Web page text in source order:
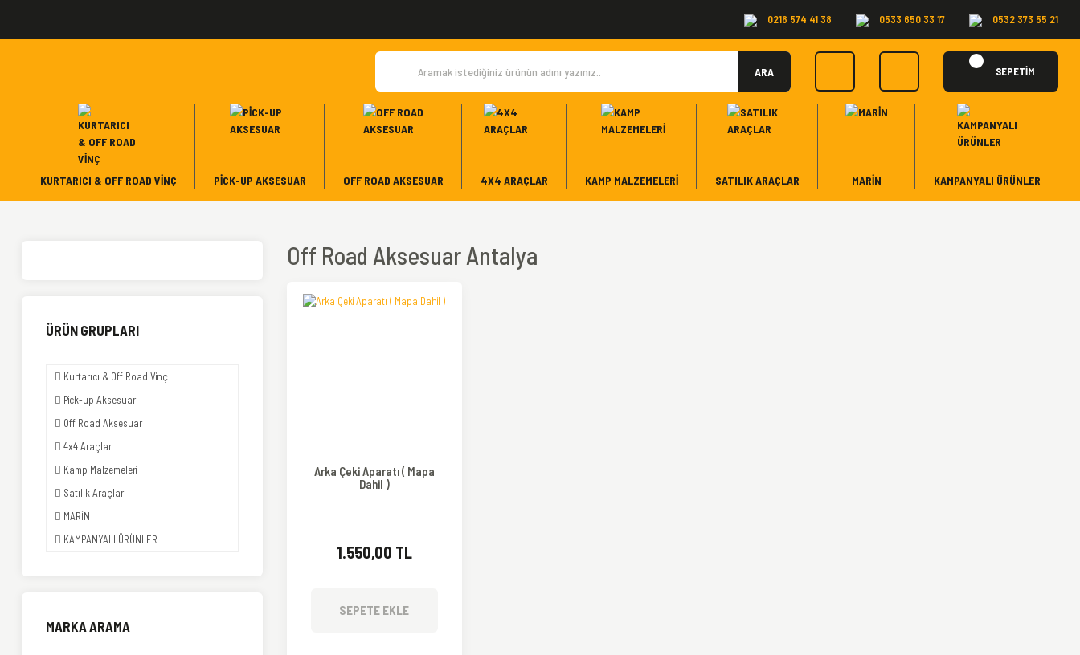
0216 574 41 38 0533 650 33 17 0532 373 55 21
ARA SEPETİM
KURTARICI & OFF ROAD VINÇ PICK-UP AKSESUAR OFF ROAD AKSESUAR 4X4 ARAÇLAR KAMP MALZEMELERI SATILIK ARAÇLAR MARİN KAMPANYALI ÜRÜNLER
ÜRÜN GRUPLARI
Kurtarıcı & Off Road Vinç
Pick-up Aksesuar
Off Road Aksesuar
4x4 Araçlar
Kamp Malzemeleri
Satılık Araçlar
MARİN
KAMPANYALI ÜRÜNLER
MARKA ARAMA
Off Road Aksesuar Antalya
Arka Çeki Aparatı ( Mapa
Dahil )
1.550,00 TL
SEPETE EKLE